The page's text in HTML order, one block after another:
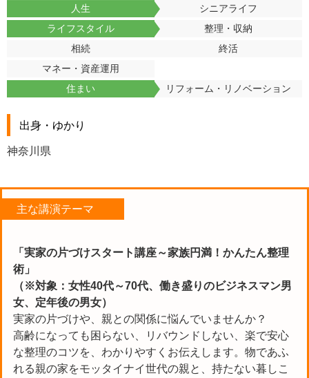
人生
シニアライフ
ライフスタイル
整理・収納
相続
終活
マネー・資産運用
住まい
リフォーム・リノベーション
出身・ゆかり
神奈川県
主な講演テーマ
「実家の片づけスタート講座～家族円満！かんたん整理
術」
（※対象：女性40代～70代、働き盛りのビジネスマン男
女、定年後の男女）
実家の片づけや、親との関係に悩んでいませんか？
高齢になっても困らない、リバウンドしない、楽で安心
な整理のコツを、わかりやすくお伝えします。物であふ
れる親の家をモッタイナイ世代の親と、持たない暮しこ